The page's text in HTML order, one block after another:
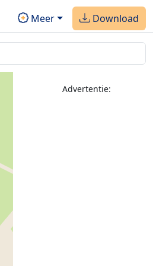
Meer Download
Advertentie: